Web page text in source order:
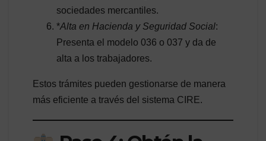
sociedades mercantiles.
*Alta en Hacienda y Seguridad Social:
Presenta el modelo 036 o 037 y da de
alta a los trabajadores.
Estos trámites pueden gestionarse de manera
más eficiente a través del sistema CIRE.